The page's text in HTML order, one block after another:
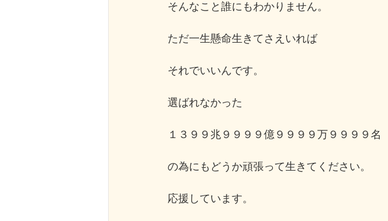
そんなこと誰にもわかりません。
ただ一生懸命生きてさえいれば
それでいいんです。
選ばれなかった
１３９９兆９９９９億９９９９万９９９９名
の為にもどうか頑張って生きてください。
応援しています。